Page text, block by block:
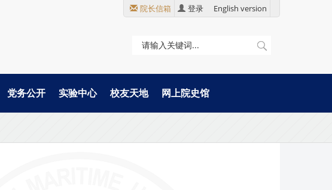
院长信箱 登录 English version
党务公开 实验中心 校友天地 网上院史馆